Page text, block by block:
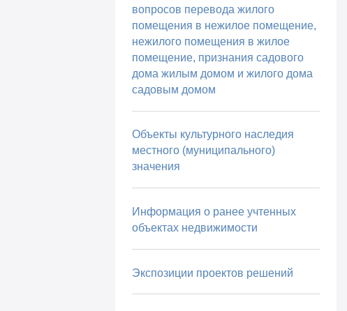
вопросов перевода жилого
помещения в нежилое помещение,
нежилого помещения в жилое
помещение, признания садового
дома жилым домом и жилого дома
садовым домом
Объекты культурного наследия
местного (муниципального)
значения
Информация о ранее учтенных
объектах недвижимости
Экспозиции проектов решений